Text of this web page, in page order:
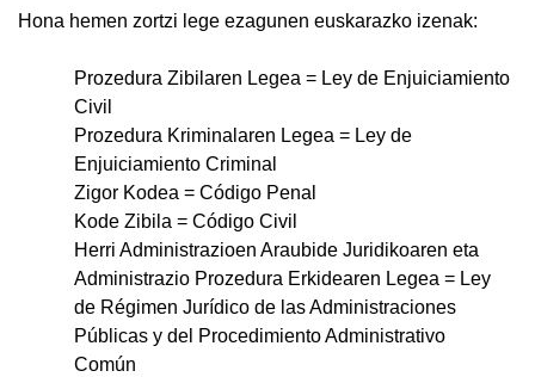
Hona hemen zortzi lege ezagunen euskarazko izenak:
Prozedura Zibilaren Legea = Ley de Enjuiciamiento
Civil
Prozedura Kriminalaren Legea = Ley de
Enjuiciamiento Criminal
Zigor Kodea = Código Penal
Kode Zibila = Código Civil
Herri Administrazioen Araubide Juridikoaren eta
Administrazio Prozedura Erkidearen Legea = Ley
de Régimen Jurídico de las Administraciones
Públicas y del Procedimiento Administrativo
Común